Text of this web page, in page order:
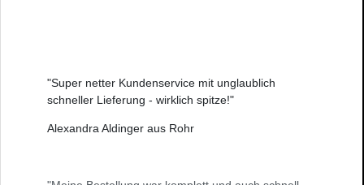
"Super netter Kundenservice mit unglaublich
schneller Lieferung - wirklich spitze!"
Alexandra Aldinger aus Rohr